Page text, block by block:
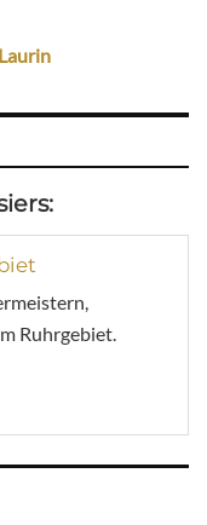
Ruhrgebiet.